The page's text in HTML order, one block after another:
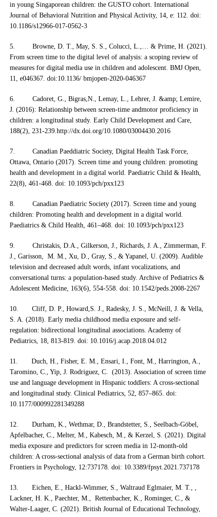
in young Singaporean children: the GUSTO cohort. International
Journal of Behavioral Nutrition and Physical Activity, 14, e: 112. doi:
10.1186/s12966-017-0562-3
5. Browne, D. T., May, S. S., Colucci, L.,… & Prime, H. (2021).
From screen time to the digital level of analysis: a scoping review of
measures for digital media use in children and adolescent. BMJ Open,
11, e046367. doi:10.1136/ bmjopen-2020-046367
6. Cadoret, G., Bigras,N., Lemay, L., Lehrer, J. &amp; Lemire,
J. (2016): Relationship between screen-time andmotor proficiency in
children: a longitudinal study. Early Child Development and Care,
188(2), 231-239.http://dx.doi.org/10.1080/03004430.2016
7. Canadian Paeddiatric Society, Digital Health Task Force,
Ottawa, Ontario (2017). Screen time and young children: promoting
health and development in a digital world. Paediatric Child & Health,
22(8), 461-468. doi: 10.1093/pch/pxx123
8. Canadian Paediatric Society (2017). Screen time and young
children: Promoting health and development in a digital world.
Paediatrics & Child Health, 461–468. doi: 10.1093/pch/pxx123
9. Christakis, D.A., Gilkerson, J., Richards, J. A., Zimmerman, F.
J., Garisson, M. M., Xu, D., Gray, S., & Yapanel, U. (2009). Audible
television and decreased adult words, infant vocalizations, and
conversational turns: a population-based study. Archive of Pediatrics &
Adolescent Medicine, 163(6), 554-558. doi: 10.1542/peds.2008-2267
10. Cliff, D. P., Howard,S. J., Radesky, J. S., McNeill, J. & Vella,
S. A. (2018). Early media childhood media exposure and self-
regulation: bidirectional longitudinal associations. Academy of
Pediatrics, 18, 813-819. doi: 10.1016/j.acap.2018.04.012
11. Duch, H., Fisher, E. M., Ensari, I., Font, M., Harrington, A.,
Taromino, C., Yip, J. Rodriguez, C. (2013). Association of screen time
use and language development in Hispanic toddlers: A cross-sectional
and longitudinal study. Clinical Pediatrics, 52, 857–865. doi:
10.1177/000992281349288
12. Durham, K., Wethmar, D., Brandstetter, S., Seelbach-Göbel,
Apfelbacher, C., Melter, M., Kabesch, M., & Kerzel, S. (2021). Digital
media exposure and predictors for screen media in 12-month-old
children: A cross-sectional analysis of data from a German birth cohort.
Frontiers in Psychology, 12:737178. doi: 10.3389/fpsyt.2021.737178
13. Eichen, E., Hackl-Wimmer, S., Waltraud Eglmaier, M. T., ,
Lackner, H. K., Paechter, M., Rettenbacher, K., Rominger, C., &
Walter-Laager, C. (2021). British Journal of Educational Technology,